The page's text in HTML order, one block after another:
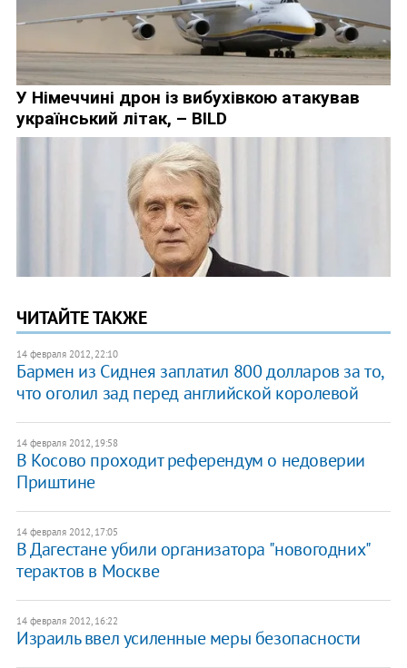
ЧИТАЙТЕ ТАКЖЕ
14 февраля 2012, 22:10
Бармен из Сиднея заплатил 800 долларов за то,
что оголил зад перед английской королевой
14 февраля 2012, 19:58
В Косово проходит референдум о недоверии
Приштине
14 февраля 2012, 17:05
В Дагестане убили организатора "новогодних"
терактов в Москве
14 февраля 2012, 16:22
Израиль ввел усиленные меры безопасности